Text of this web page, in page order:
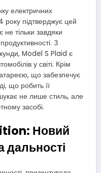
електричних
року підтверджує цей
тільки завдяки
З
Model S Plaid є
у світі. Крім
що забезпечує
що робить її
не лише стиль, але
засобі.
Новий
дальності